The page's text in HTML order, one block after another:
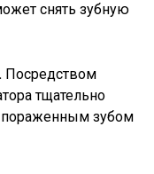
снять зубную
Посредством
тщательно
зубом